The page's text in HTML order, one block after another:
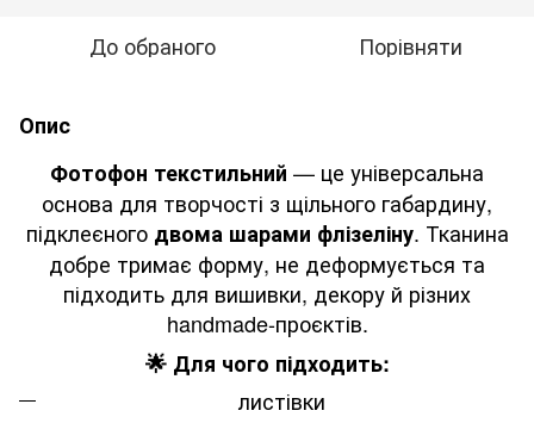
До обраного Порівняти
Опис
Фотофон текстильний — це універсальна
основа для творчості з щільного габардину,
підклеєного двома шарами флізеліну. Тканина
добре тримає форму, не деформується та
підходить для вишивки, декору й різних
handmade-проєктів.
🌟 Для чого підходить:
листівки